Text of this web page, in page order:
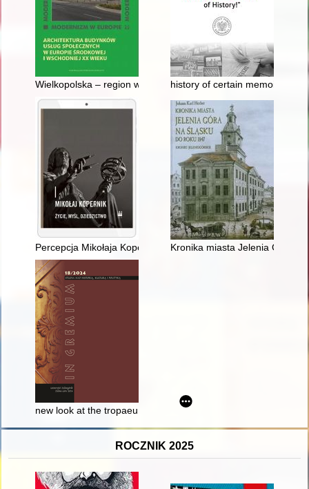
Wielkopolska – region wypoczynkowy z okresu PRL-u
history of certain memoirs :
Percepcja Mikołaja Kopernika w aktualnych badaniach
Kronika miasta Jelenia Góra
new look at the tropaeum from Tilurium (Gardun)
ROCZNIK 2025